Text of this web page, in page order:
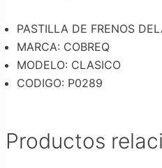
PASTILLA DE FRENOS
MARCA: COBREQ
MODELO: CLASICO
CODIGO: P0289
Productos